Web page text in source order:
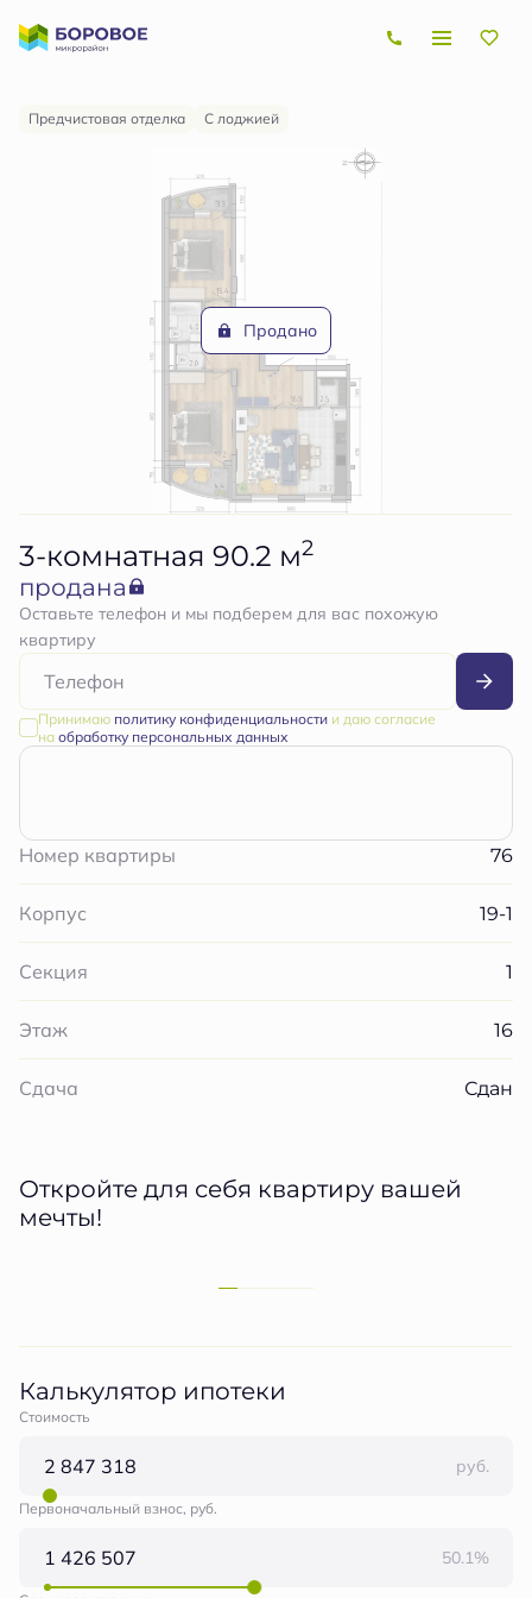
3-комнатная Цена по запросу
Предчистовая отделка С лоджией
Продано
3-комнатная 90.2 м2
продана
Оставьте телефон и мы подберем для вас похожую
квартиру
Принимаю политику конфиденциальностии даю согласие
на обработку персональных данных
Номер квартиры 76
Корпус 19-1
Секция 1
Этаж 16
Сдача Сдан
Откройте для себя квартиру вашей
мечты!
Калькулятор ипотеки
Стоимость
руб.
Первоначальный взнос, руб.
50.1%